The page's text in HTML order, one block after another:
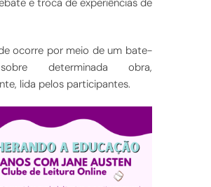
e troca de experiências de
ocorre por meio de um bate-
determinada obra,
lida pelos participantes.